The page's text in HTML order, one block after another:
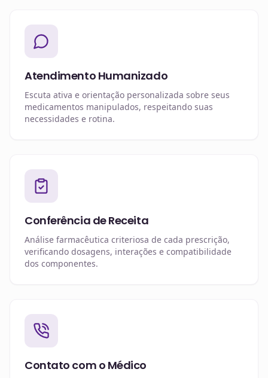
Atendimento Humanizado
Escuta ativa e orientação personalizada sobre seus
medicamentos manipulados, respeitando suas
necessidades e rotina.
Conferência de Receita
Análise farmacêutica criteriosa de cada prescrição,
verificando dosagens, interações e compatibilidade
dos componentes.
Contato com o Médico